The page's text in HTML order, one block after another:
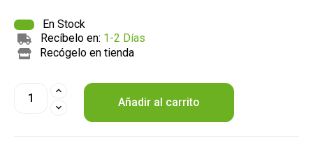
En Stock
Recíbelo en: 1-2 Días
Recógelo en tienda
Añadir al carrito